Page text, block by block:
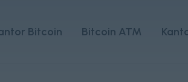
Bitcoin Bitcoin ATM